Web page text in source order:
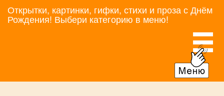
Открытки, картинки, гифки, стихи и проза с Днём
Рождения! Выбери категорию в меню!